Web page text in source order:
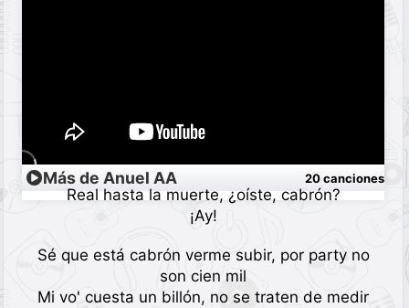
Real hasta la muerte, ¿oíste, cabrón?
¡Ay!
Sé que está cabrón verme subir, por party no
son cien mil
Mi vo' cuesta un billón, no se traten de medir
Más de Anuel AA 20 canciones